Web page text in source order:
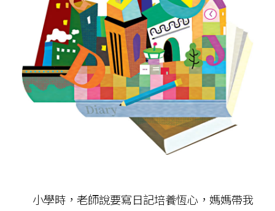
小學時，老師說要寫日記培養恆心，媽媽帶我